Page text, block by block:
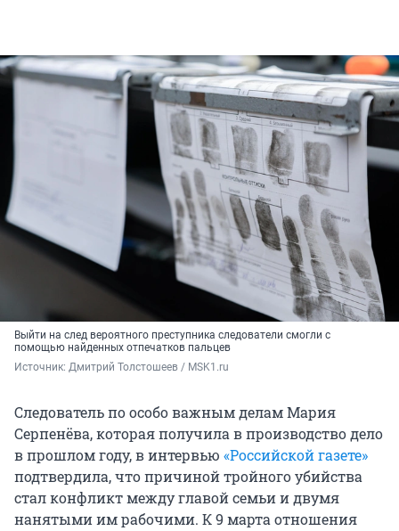
Выйти на след вероятного преступника следователи смогли с
помощью найденных отпечатков пальцев
Источник: Дмитрий Толстошеев / MSK1.ru
Следователь по особо важным делам Мария
Серпенёва, которая получила в производство дело
в прошлом году, в интервью «Российской газете»
подтвердила, что причиной тройного убийства
стал конфликт между главой семьи и двумя
нанятыми им рабочими. К 9 марта отношения